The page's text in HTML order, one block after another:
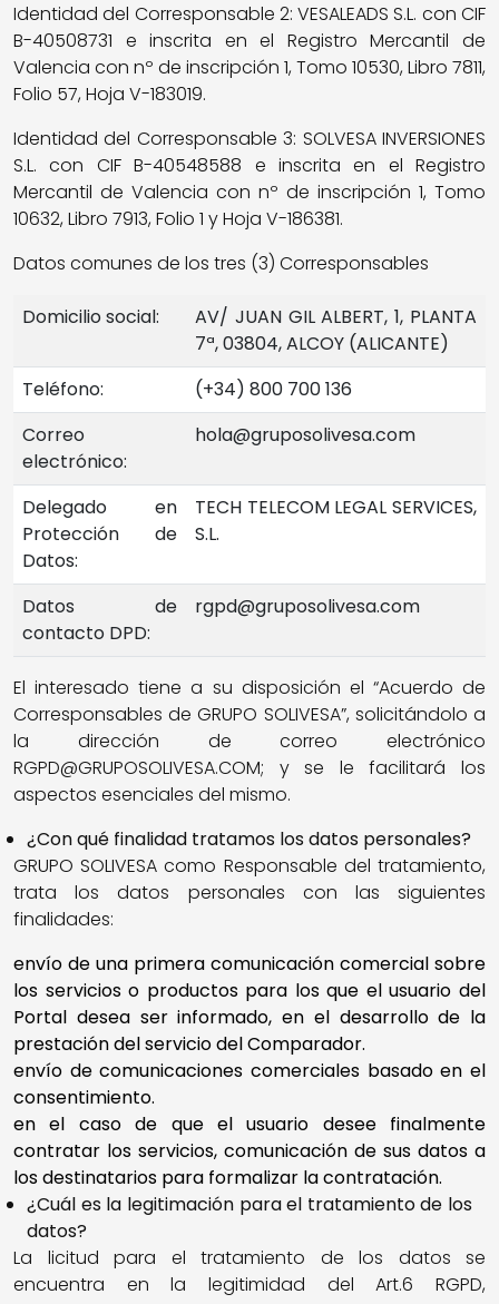
Identidad del Corresponsable 2: VESALEADS S.L. con CIF
B-40508731 e inscrita en el Registro Mercantil de
Valencia con nº de inscripción 1, Tomo 10530, Libro 7811,
Folio 57, Hoja V-183019.
Identidad del Corresponsable 3: SOLVESA INVERSIONES
S.L. con CIF B-40548588 e inscrita en el Registro
Mercantil de Valencia con nº de inscripción 1, Tomo
10632, Libro 7913, Folio 1 y Hoja V-186381.
Datos comunes de los tres (3) Corresponsables
Domicilio social:
AV/ JUAN GIL ALBERT, 1, PLANTA
7ª, 03804, ALCOY (ALICANTE)
Teléfono:
(+34) 800 700 136
Correo
electrónico:
hola@gruposolivesa.com
Delegado en
Protección de
Datos:
TECH TELECOM LEGAL SERVICES,
S.L.
Datos de
contacto DPD:
rgpd@gruposolivesa.com
El interesado tiene a su disposición el “Acuerdo de
Corresponsables de GRUPO SOLIVESA”, solicitándolo a
la dirección de correo electrónico
RGPD@GRUPOSOLIVESA.COM; y se le facilitará los
aspectos esenciales del mismo.
¿Con qué finalidad tratamos los datos personales?
GRUPO SOLIVESA como Responsable del tratamiento,
trata los datos personales con las siguientes
finalidades:
envío de una primera comunicación comercial sobre
los servicios o productos para los que el usuario del
Portal desea ser informado, en el desarrollo de la
prestación del servicio del Comparador.
envío de comunicaciones comerciales basado en el
consentimiento.
en el caso de que el usuario desee finalmente
contratar los servicios, comunicación de sus datos a
los destinatarios para formalizar la contratación.
¿Cuál es la legitimación para el tratamiento de los
datos?
La licitud para el tratamiento de los datos se
encuentra en la legitimidad del Art.6 RGPD,